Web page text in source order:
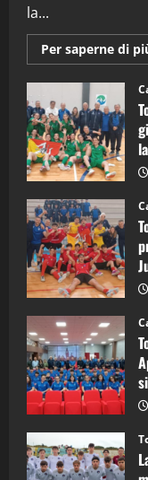
la...
Per saperne di